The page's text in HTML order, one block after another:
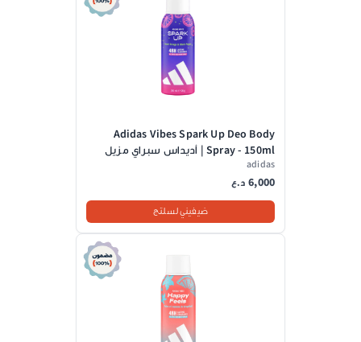
Adidas Vibes Spark Up Deo Body
Spray - 150ml | أديداس سبراي مزيل
رائحة للجسم - 150 مل
adidas
6,000 د.ع
ضيفيني لسلتج